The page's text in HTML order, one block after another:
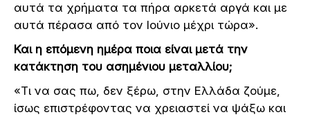
αυτά τα χρήματα τα πήρα αρκετά αργά και με
αυτά πέρασα από τον Ιούνιο μέχρι τώρα».
Και η επόμενη ημέρα ποια είναι μετά την
κατάκτηση του ασημένιου μεταλλίου;
«Τι να σας πω, δεν ξέρω, στην Ελλάδα ζούμε,
ίσως επιστρέφοντας να χρειαστεί να ψάξω και